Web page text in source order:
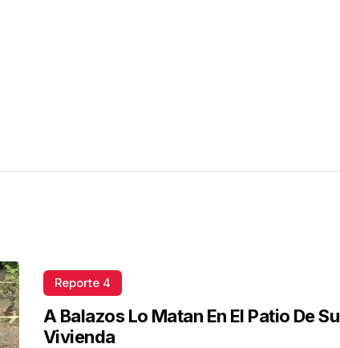
Reporte 4
A Balazos Lo Matan En El Patio De Su
Vivienda